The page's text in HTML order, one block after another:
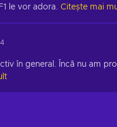
le vor adora. Citește mai
în general. Încă nu am